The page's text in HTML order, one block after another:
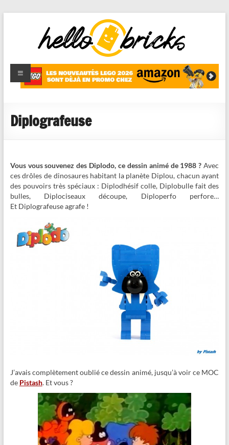
HelloBricks
Blog LEGO,
nouveaut�s
reviews
Diplografeuse
Vous vous souvenez des Diplodo, ce dessin animé de 1988 ? Avec
ces drôles de dinosaures habitant la planète Diplou, chacun ayant
des pouvoirs très spéciaux : Diplodhésif colle, Diplobulle fait des
bulles, Diplociseaux découpe, Diploperfo perfore…
Et Diplografeuse agrafe !
J’avais complètement oublié ce dessin animé, jusqu’à voir ce MOC
de Pistash. Et vous ?